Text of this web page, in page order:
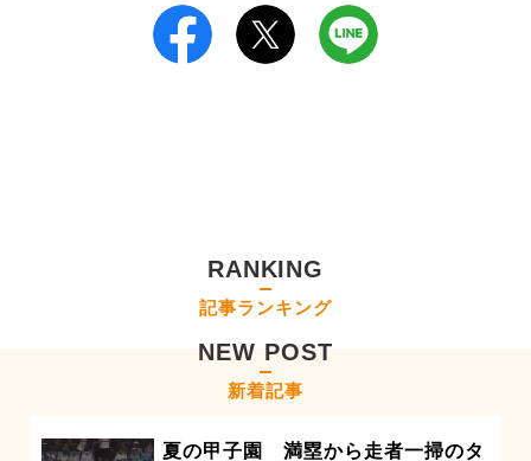
RANKING
記事ランキング
NEW POST
新着記事
夏の甲子園 満塁から走者一掃のタ